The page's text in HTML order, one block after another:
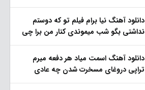
دانلود آهنگ نیا برام فیلم تو‌ که دوستم
نداشتی بگو شب میموندی کنار من برا چی
دانلود آهنگ اسمت میاد هر دفعه میرم
تراپی دروغای مسخرت شدن چه عادی